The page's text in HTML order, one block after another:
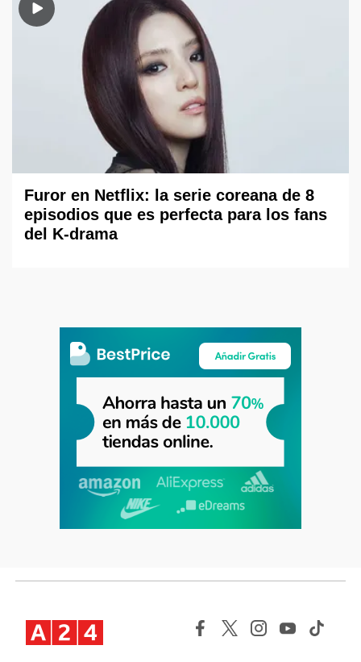
Furor en Netflix: la serie coreana de 8
episodios que es perfecta para los fans
del K-drama